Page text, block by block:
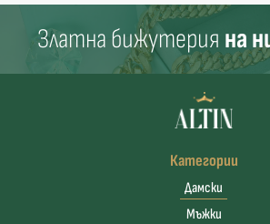
Златна бижутерия на
Категории
Дамски
Мъжки